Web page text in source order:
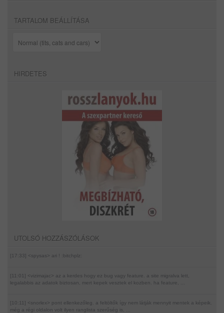
TARTALOM BEÁLLÍTÁSA
HIRDETES
UTOLSÓ HOZZÁSZÓLÁSOK
[17:33] <spysas> ari ! :bitchplz:
[11:01] <vizimajac> az a kerdes hogy ez bug vagy feature. a site migralva lett,
legalabbis az adatok biztosan, mert kepek vesztek el kozben. ha feature, ...
[10:11] <snorlex> pont ellenkezőleg. a feltöltők így nem látják mennyit mentek a képeik.
még a régi oldalon volt ilyen ranglista szerűség is, ...